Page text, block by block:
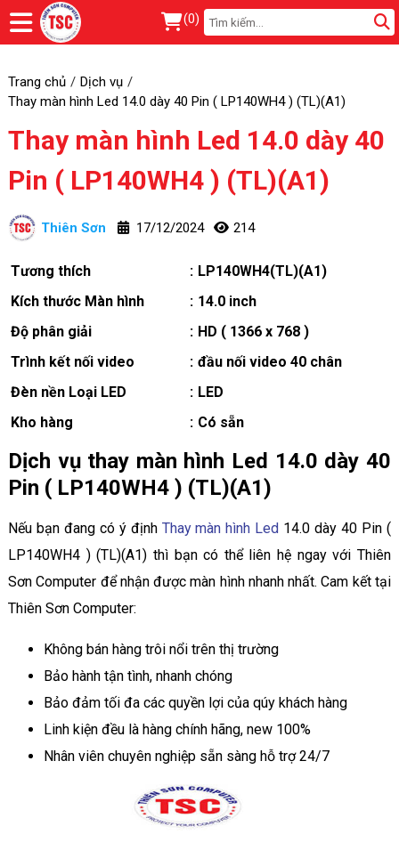
(0)
Trang chủ
Dịch vụ
Thay màn hình Led 14.0 dày 40 Pin ( LP140WH4 ) (TL)(A1)
Thay màn hình Led 14.0 dày 40
Pin ( LP140WH4 ) (TL)(A1)
Thiên Sơn 17/12/2024 214
Tương thích : LP140WH4(TL)(A1)
Kích thước Màn hình
: 14.0 inch
Độ phân giải
: HD ( 1366 x 768 )
Trình kết nối video
: đầu nối video 40 chân
Đèn nền Loại LED
: LED
Kho hàng
: Có sẵn
Dịch vụ thay màn hình Led 14.0 dày 40
Pin ( LP140WH4 ) (TL)(A1)
Nếu bạn đang có ý định Thay màn hình Led 14.0 dày 40 Pin (
LP140WH4 ) (TL)(A1) thì bạn có thể liên hệ ngay với Thiên
Sơn Computer để nhận được màn hình nhanh nhất. Cam kết tại
Thiên Sơn Computer:
Không bán hàng trôi nổi trên thị trường
Bảo hành tận tình, nhanh chóng
Bảo đảm tối đa các quyền lợi của qúy khách hàng
Linh kiện đều là hàng chính hãng, new 100%
Nhân viên chuyên nghiệp sẵn sàng hỗ trợ 24/7